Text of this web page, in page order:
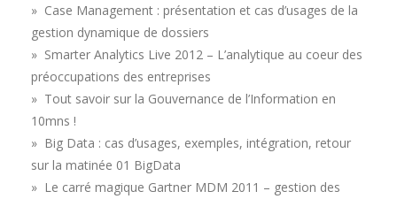
» Case Management : présentation et cas d’usages de la
gestion dynamique de dossiers
» Smarter Analytics Live 2012 – L’analytique au coeur des
préoccupations des entreprises
» Tout savoir sur la Gouvernance de l’Information en
10mns !
» Big Data : cas d’usages, exemples, intégration, retour
sur la matinée 01 BigData
» Le carré magique Gartner MDM 2011 – gestion des